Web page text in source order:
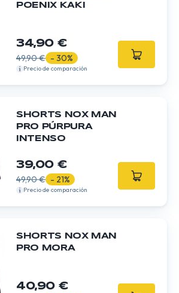
POENIX KAKI
34,90 €
49,90 € - 30%
Precio de comparación
SHORTS NOX MAN
PRO PÚRPURA
INTENSO
39,00 €
49,90 € - 21%
Precio de comparación
SHORTS NOX MAN
PRO MORA
40,90 €